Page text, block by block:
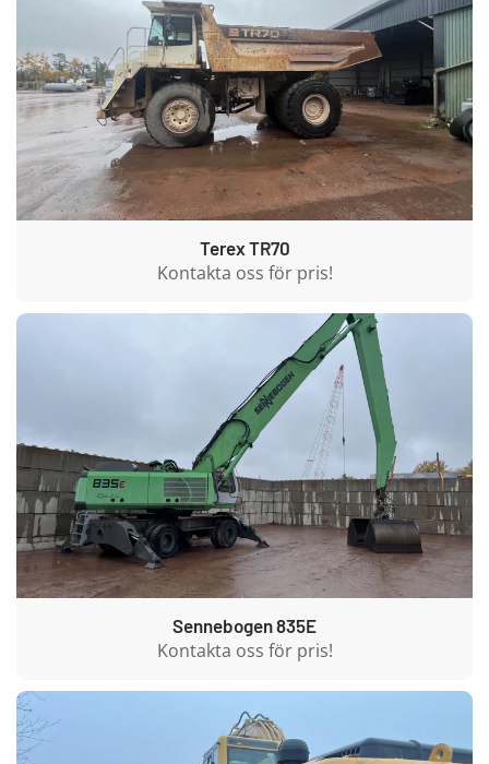
Terex TR70
Kontakta oss för pris!
Sennebogen 835E
Kontakta oss för pris!